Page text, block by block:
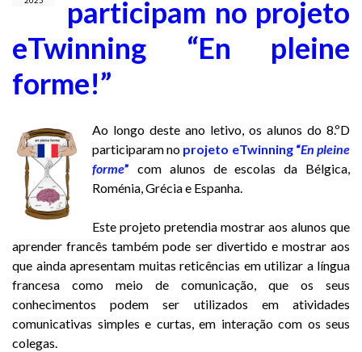
participam no projeto
eTwinning “En pleine
forme!”
Ao longo deste ano letivo, os alunos do 8.ºD
participaram no projeto eTwinning “En pleine
forme” com alunos de escolas da Bélgica,
Roménia, Grécia e Espanha.
Este projeto pretendia mostrar aos alunos que
aprender francês também pode ser divertido e mostrar aos
que ainda apresentam muitas reticências em utilizar a língua
francesa como meio de comunicação, que os seus
conhecimentos podem ser utilizados em atividades
comunicativas simples e curtas, em interação com os seus
colegas.